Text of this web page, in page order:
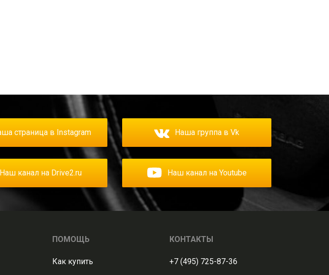
страница в Instagram Наша группа в Vk
Наш канал на Drive2.ru Наш канал на Youtube
ПОМОЩЬ
Как купить
КОНТАКТЫ
+7 (495) 725-87-36